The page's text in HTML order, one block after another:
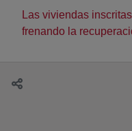
Las viviendas
frenando la